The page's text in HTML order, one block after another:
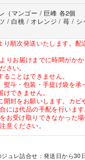
（マンゴー / 巨峰 各2個
/ 白桃 / オレンジ / 苺 / シ
り順次発送いたします。配
りお届けまでに時間がか
さい。
ことはできません。
斗・包装・手提げ袋を承
できません。
開封をお願いします。カビ
には代品の手配を行いま
お受け取りできなかった
意ください。
ュレ詰合せ：発送日から30